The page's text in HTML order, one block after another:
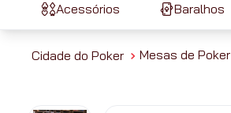
Acessórios Baralhos
Mesas de Poker